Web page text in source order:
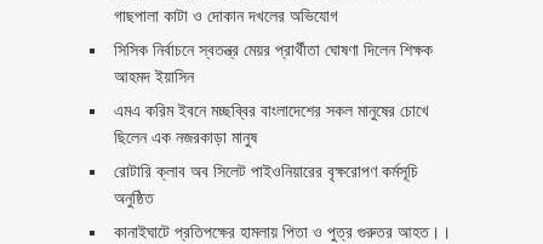
গাছপালা কাটা ও দোকান দখলের অভিযোগ
সিসিক নির্বাচনে স্বতন্ত্র মেয়র প্রার্থীতা ঘোষণা দিলেন শিক্ষক
আহমদ ইয়াসিন
এমএ করিম ইবনে মচ্ছব্বির বাংলাদেশের সকল মানুষের চোখে
ছিলেন এক নজরকাড়া মানুষ ‎
রোটারি ক্লাব অব সিলেট পাইওনিয়ারের বৃক্ষরোপণ কর্মসূচি
অনুষ্ঠিত
কানাইঘাটে প্রতিপক্ষের হামলায় পিতা ও পুত্র গুরুতর আহত।।